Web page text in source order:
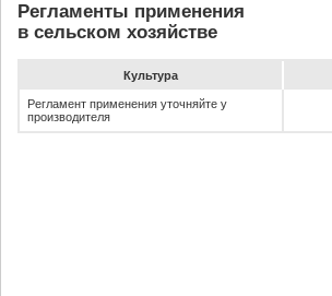
Регламенты применения
в сельском хозяйстве
Культура
Регламент применения уточняйте у
производителя